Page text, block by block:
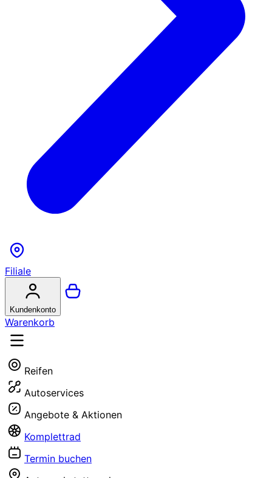
Filiale
Kundenkonto
Warenkorb
Reifen
Autoservices
Angebote & Aktionen
Komplettrad
Termin buchen